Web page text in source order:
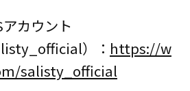
カウント
）： https://w
salisty_official